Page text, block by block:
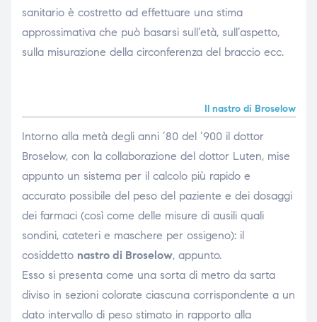
sanitario è costretto ad effettuare una stima
approssimativa che può basarsi sull’età, sull’aspetto,
sulla misurazione della circonferenza del braccio ecc.
Il nastro di Broselow
Intorno alla metà degli anni ’80 del ‘900 il dottor
Broselow, con la collaborazione del dottor Luten, mise
appunto un sistema per il calcolo più rapido e
accurato possibile del peso del paziente e dei dosaggi
dei farmaci (così come delle misure di ausili quali
sondini, cateteri e maschere per ossigeno): il
cosiddetto nastro di Broselow, appunto.
Esso si presenta come una sorta di metro da sarta
diviso in sezioni colorate ciascuna corrispondente a un
dato intervallo di peso stimato in rapporto alla